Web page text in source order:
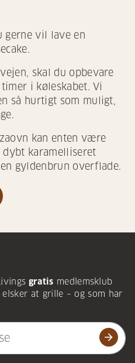
gerne vil lave en
skal du opbevare
i køleskabet. Vi
så hurtigt som muligt,
kan enten være
karamelliseret
gyldenbrun overflade.
gratis medlemsklub
at grille – og som har
arrow_forward